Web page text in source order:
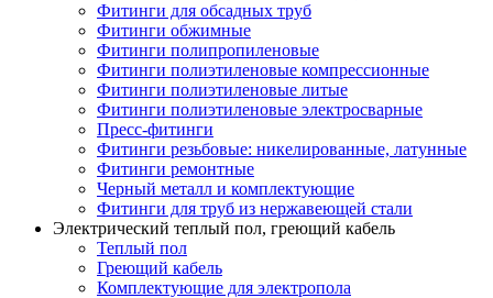
Фитинги для обсадных труб
Фитинги обжимные
Фитинги полипропиленовые
Фитинги полиэтиленовые компрессионные
Фитинги полиэтиленовые литые
Фитинги полиэтиленовые электросварные
Пресс-фитинги
Фитинги резьбовые: никелированные, латунные
Фитинги ремонтные
Черный металл и комплектующие
Фитинги для труб из нержавеющей стали
Электрический теплый пол, греющий кабель
Теплый пол
Греющий кабель
Комплектующие для электропола